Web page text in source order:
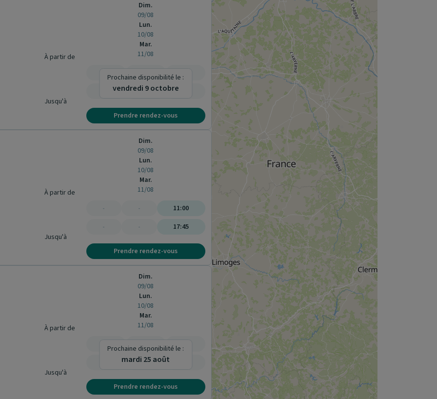
À partir de
Jusqu'à
Dim.
09/08
Lun.
10/08
Mar.
11/08
-
Prochaine disponibilité le :
vendredi 9 octobre
Prendre rendez-vous
À partir de
Jusqu'à
Dim.
09/08
Lun.
10/08
Mar.
11/08
-
-
-
-
11:00
17:45
Prendre rendez-vous
À partir de
Jusqu'à
Dim.
09/08
Lun.
10/08
Mar.
11/08
-
Prochaine disponibilité le :
mardi 25 août
Prendre rendez-vous